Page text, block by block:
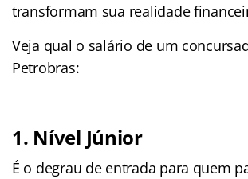
transformam sua realidade
Veja qual o salário de um
Petrobras:
1. Nível Júnior
É o degrau de entrada para quem